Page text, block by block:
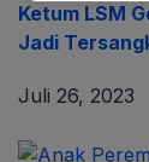
Ketum LSM
Jadi
Juli 26, 2023